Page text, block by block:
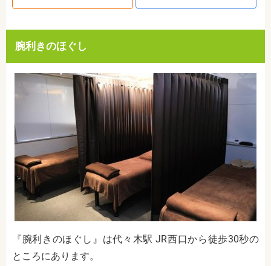
腕利きのほぐし
『腕利きのほぐし』は代々木駅 JR西口から徒歩30秒の
ところにあります。